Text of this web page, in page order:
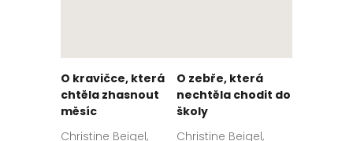
O kravičce, která
chtěla zhasnout
měsíc
Christine Beigel,
O zebře, která
nechtěla chodit do
školy
Christine Beigel,